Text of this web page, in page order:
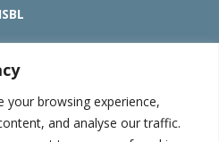
your browsing experience,
and analyse our traffic.